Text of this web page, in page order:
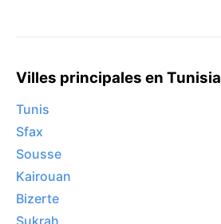
Villes principales en Tunisia
Tunis
Sfax
Sousse
Kairouan
Bizerte